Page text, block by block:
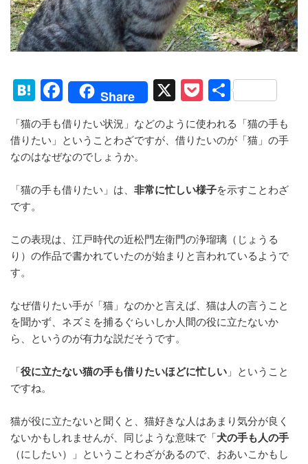
H
at
e
n
F
c
e
o
k
Share X
P
ck
共
有
「猫の手も借りたい状況」などのように使われる「猫の手も
借りたい」ということわざですが、借りたいのが「猫」の手
なのはなぜなのでしょうか。
「猫の手も借りたい」は、 非常に忙しい様子を示すことわざ
です。
この表現は、江戸時代の近松門左衛門の浄瑠璃（じょうる
り）の作品で書かれていたのが始まりと言われているようで
す。
なぜ借りたい手が「猫」なのかと言えば、猫は人の言うこと
を聞かず、ネズミを捕るぐらいしか人間の役に立たないか
ら、というのが有力な説だそうです。
「役に立たない猫の手も借りたいほどに忙しい 」ということ
ですね。
猫が役に立たないと聞くと、猫好きな人はあまり気分が良く
ないかもしれませんが、同じような意味で「犬の手も人の手
（にしたい）」ということわざがあるので、おあいこかもし